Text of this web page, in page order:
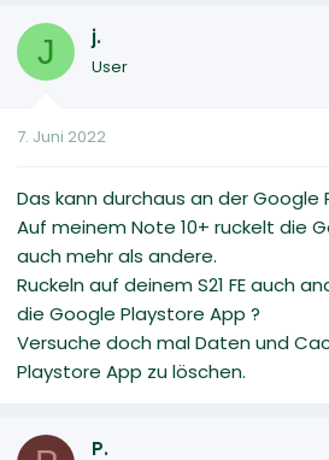
J j.
User
7. Juni 2022
Das kann durchaus an der Google
Auf meinem Note 10+ ruckelt die
auch mehr als andere.
Ruckeln auf deinem S21 FE auch
die Google Playstore App ?
Versuche doch mal Daten und
Playstore App zu löschen.
P.